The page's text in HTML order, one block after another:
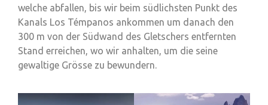
welche abfallen, bis wir beim südlichsten Punkt des
Kanals Los Témpanos ankommen um danach den
300 m von der Südwand des Gletschers entfernten
Stand erreichen, wo wir anhalten, um die seine
gewaltige Grösse zu bewundern.